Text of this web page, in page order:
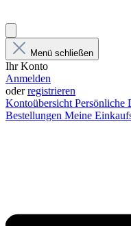
Menü schließen
Ihr Konto
Anmelden
oderregistrieren
Kontoübersicht Persönliche
Bestellungen Meine